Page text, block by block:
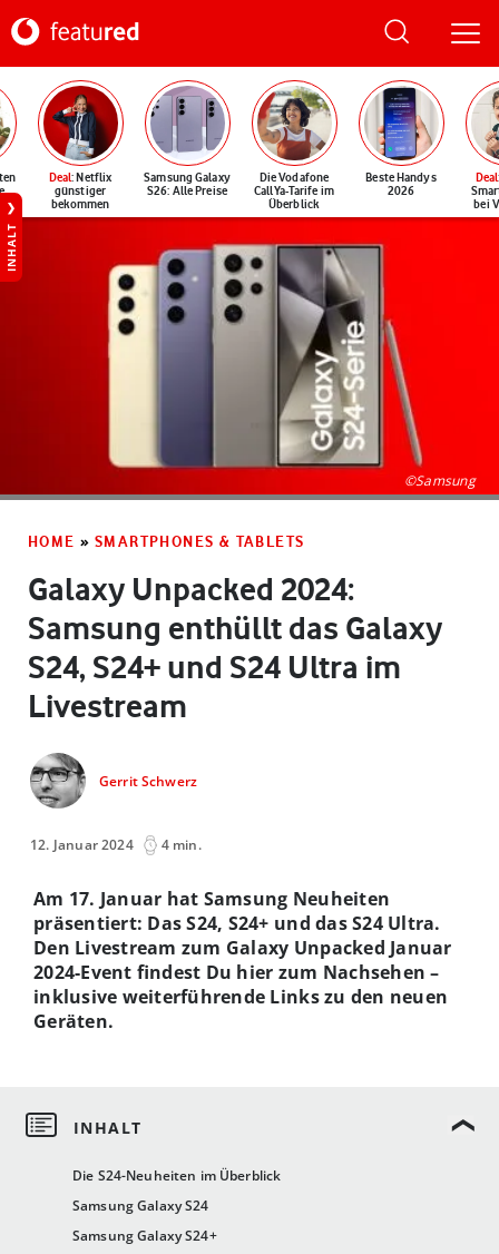
Deal: Netflix
günstiger
bekommen
Samsung Galaxy
S26: Alle Preise
Die Vodafone
CallYa-Tarife im
Überblick
Beste Handys
2026
Deal
bei
INHALT
©Samsung
HOME » SMARTPHONES & TABLETS
Galaxy Unpacked 2024:
Samsung enthüllt das Galaxy
S24, S24+ und S24 Ultra im
Livestream
Gerrit Schwerz
12. Januar 2024 4 min.
Die S24-Neuheiten im Überblick
Samsung Galaxy S24
Samsung Galaxy S24+
Am 17. Januar hat Samsung Neuheiten
präsentiert: Das S24, S24+ und das S24 Ultra.
Den Livestream zum Galaxy Unpacked Januar
2024-Event findest Du hier zum Nachsehen –
inklusive weiterführende Links zu den neuen
Geräten.